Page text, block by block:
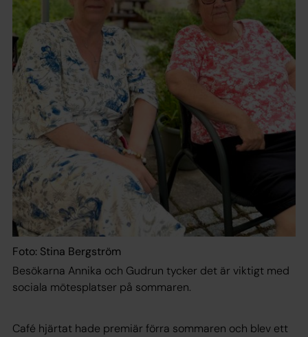
Foto: Stina Bergström
Besökarna Annika och Gudrun tycker det är viktigt med
sociala mötesplatser på sommaren.
Café hjärtat hade premiär förra sommaren och blev ett